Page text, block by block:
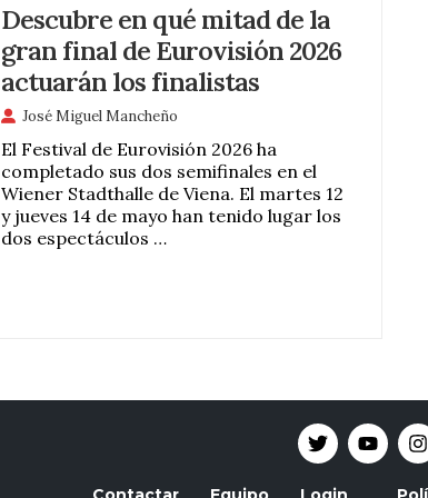
Descubre en qué mitad de la
gran final de Eurovisión 2026
actuarán los finalistas
José Miguel Mancheño
El Festival de Eurovisión 2026 ha
completado sus dos semifinales en el
Wiener Stadthalle de Viena. El martes 12
y jueves 14 de mayo han tenido lugar los
dos espectáculos …